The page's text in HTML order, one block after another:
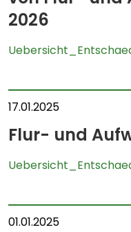
2026
17.01.2025
Flur- und
01.01.2025